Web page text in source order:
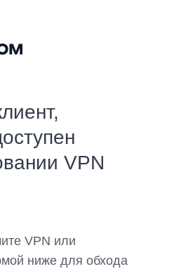
VPN
VPN или
ниже для обхода